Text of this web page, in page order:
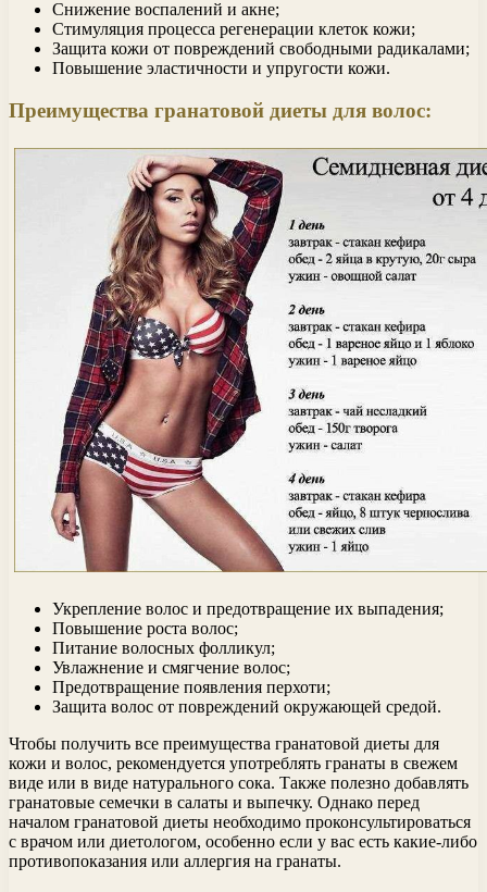
Снижение воспалений и акне;
Стимуляция процесса регенерации клеток кожи;
Защита кожи от повреждений свободными радикалами;
Повышение эластичности и упругости кожи.
Преимущества гранатовой диеты для волос:
Укрепление волос и предотвращение их выпадения;
Повышение роста волос;
Питание волосных фолликул;
Увлажнение и смягчение волос;
Предотвращение появления перхоти;
Защита волос от повреждений окружающей средой.
Чтобы получить все преимущества гранатовой диеты для
кожи и волос, рекомендуется употреблять гранаты в свежем
виде или в виде натурального сока. Также полезно добавлять
гранатовые семечки в салаты и выпечку. Однако перед
началом гранатовой диеты необходимо проконсультироваться
с врачом или диетологом, особенно если у вас есть какие-либо
противопоказания или аллергия на гранаты.